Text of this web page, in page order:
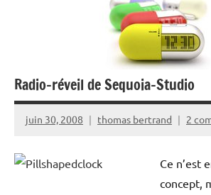
Radio-réveil de Sequoia-Studio
juin 30, 2008 thomas bertrand 2
Ce n’est
concept,